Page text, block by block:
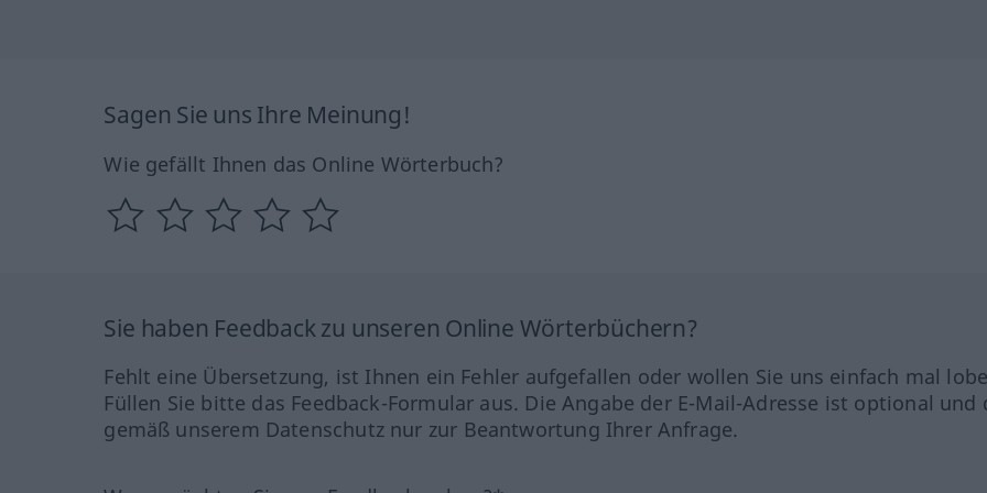
Sagen Sie uns Ihre Meinung!
Wie gefällt Ihnen das Online Wörterbuch?
Sie haben Feedback zu unseren Online Wörterbüchern?
Fehlt eine Übersetzung, ist Ihnen ein Fehler aufgefallen oder wollen Sie uns einfach mal
Füllen Sie bitte das Feedback-Formular aus. Die Angabe der E-Mail-Adresse ist optional und
gemäß unserem Datenschutz nur zur Beantwortung Ihrer Anfrage.